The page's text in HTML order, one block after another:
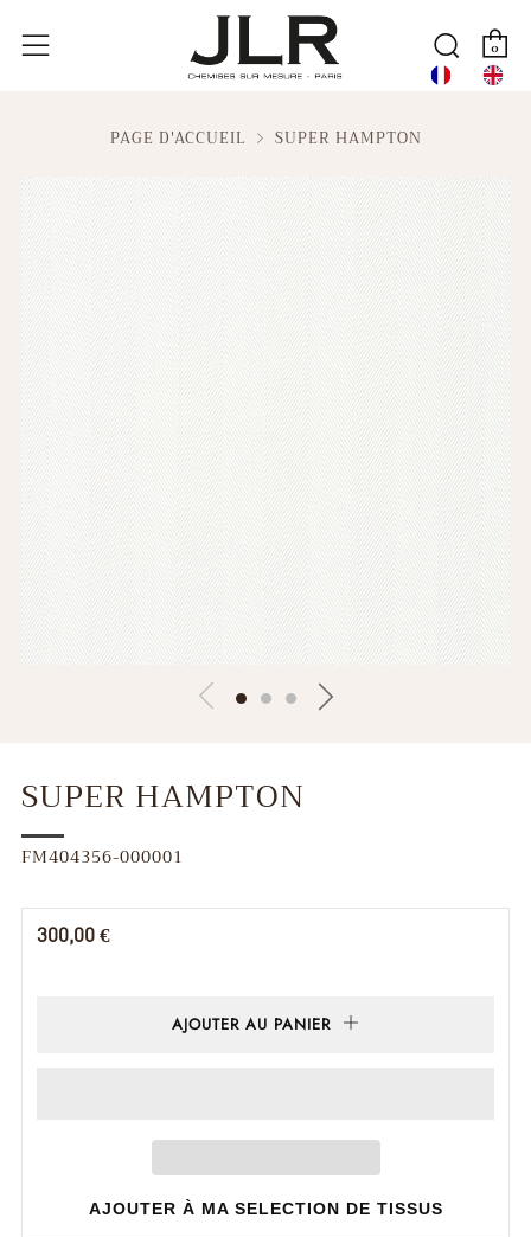
Menu
0
PAGE D'ACCUEIL SUPER HAMPTON
SUPER HAMPTON
FM404356-000001
Prix
300,00 €
AJOUTER AU PANIER
AJOUTER À MA SELECTION DE TISSUS